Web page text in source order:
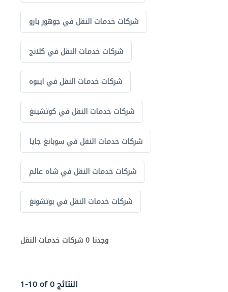
شركات خدمات النقل في جوهور بارو
شركات خدمات النقل في كلانج
شركات خدمات النقل في ايبوه
شركات خدمات النقل في كوتشينغ
شركات خدمات النقل في سوبانغ جايا
شركات خدمات النقل في شاه عالم
شركات خدمات النقل في بوتشونغ
وجدنا 0 شركات خدمات النقل
1-10 of 0 النتائج